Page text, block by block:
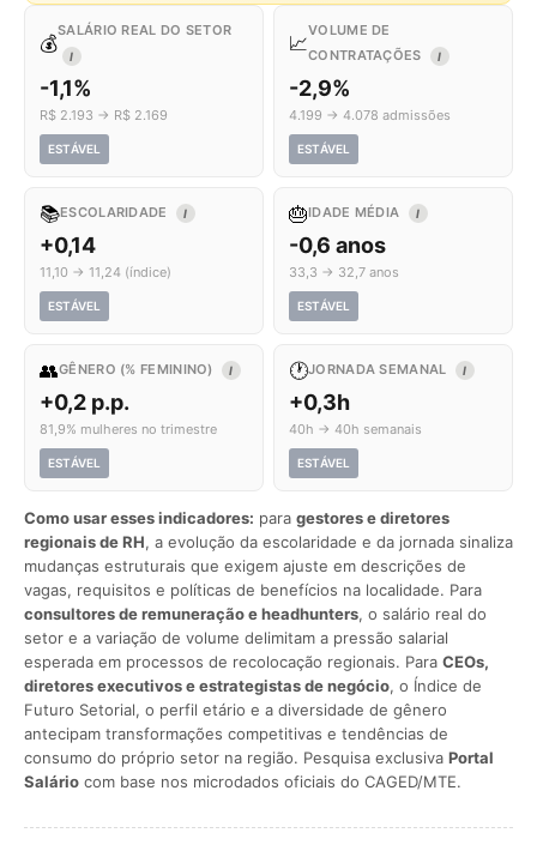
💰
SALÁRIO REAL DO SETOR
I
-1,1%
R$ 2.193 → R$ 2.169
ESTÁVEL
📈
VOLUME DE
CONTRATAÇÕES
I
-2,9%
4.199 → 4.078 admissões
ESTÁVEL
📚ESCOLARIDADE I
+0,14
11,10 → 11,24 (índice)
ESTÁVEL
🎂IDADE MÉDIA I
-0,6 anos
33,3 → 32,7 anos
ESTÁVEL
👥GÊNERO (% FEMININO) I
+0,2 p.p.
81,9% mulheres no trimestre
ESTÁVEL
🕐JORNADA SEMANAL I
+0,3h
40h → 40h semanais
ESTÁVEL
Como usar esses indicadores: para gestores e diretores
regionais de RH, a evolução da escolaridade e da jornada sinaliza
mudanças estruturais que exigem ajuste em descrições de
vagas, requisitos e políticas de benefícios na localidade. Para
consultores de remuneração e headhunters, o salário real do
setor e a variação de volume delimitam a pressão salarial
esperada em processos de recolocação regionais. Para CEOs,
diretores executivos e estrategistas de negócio, o Índice de
Futuro Setorial, o perfil etário e a diversidade de gênero
antecipam transformações competitivas e tendências de
consumo do próprio setor na região. Pesquisa exclusiva Portal
Salário com base nos microdados oficiais do CAGED/MTE.